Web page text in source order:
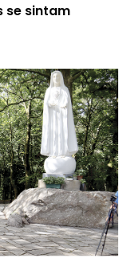
se sintam